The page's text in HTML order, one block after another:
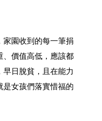
家園收到的每一筆捐
、價值高低，應該都
日脫貧，且在能力
是女孩們落實惜福的